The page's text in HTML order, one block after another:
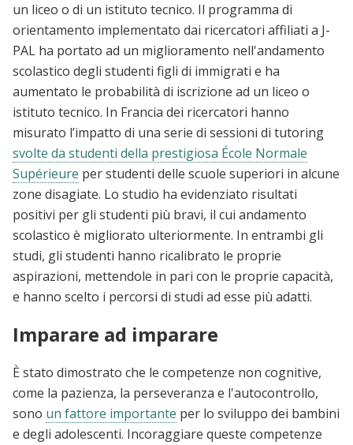
un liceo o di un istituto tecnico. Il programma di
orientamento implementato dai ricercatori affiliati a J-
PAL ha portato ad un miglioramento nell'andamento
scolastico degli studenti figli di immigrati e ha
aumentato le probabilità di iscrizione ad un liceo o
istituto tecnico. In Francia dei ricercatori hanno
misurato l’impatto di una serie di sessioni di tutoring
svolte da studenti della prestigiosa École Normale
Supérieure per studenti delle scuole superiori in alcune
zone disagiate. Lo studio ha evidenziato risultati
positivi per gli studenti più bravi, il cui andamento
scolastico è migliorato ulteriormente. In entrambi gli
studi, gli studenti hanno ricalibrato le proprie
aspirazioni, mettendole in pari con le proprie capacità,
e hanno scelto i percorsi di studi ad esse più adatti.
Imparare ad imparare
È stato dimostrato che le competenze non cognitive,
come la pazienza, la perseveranza e l'autocontrollo,
sono un fattore importante per lo sviluppo dei bambini
e degli adolescenti. Incoraggiare queste competenze